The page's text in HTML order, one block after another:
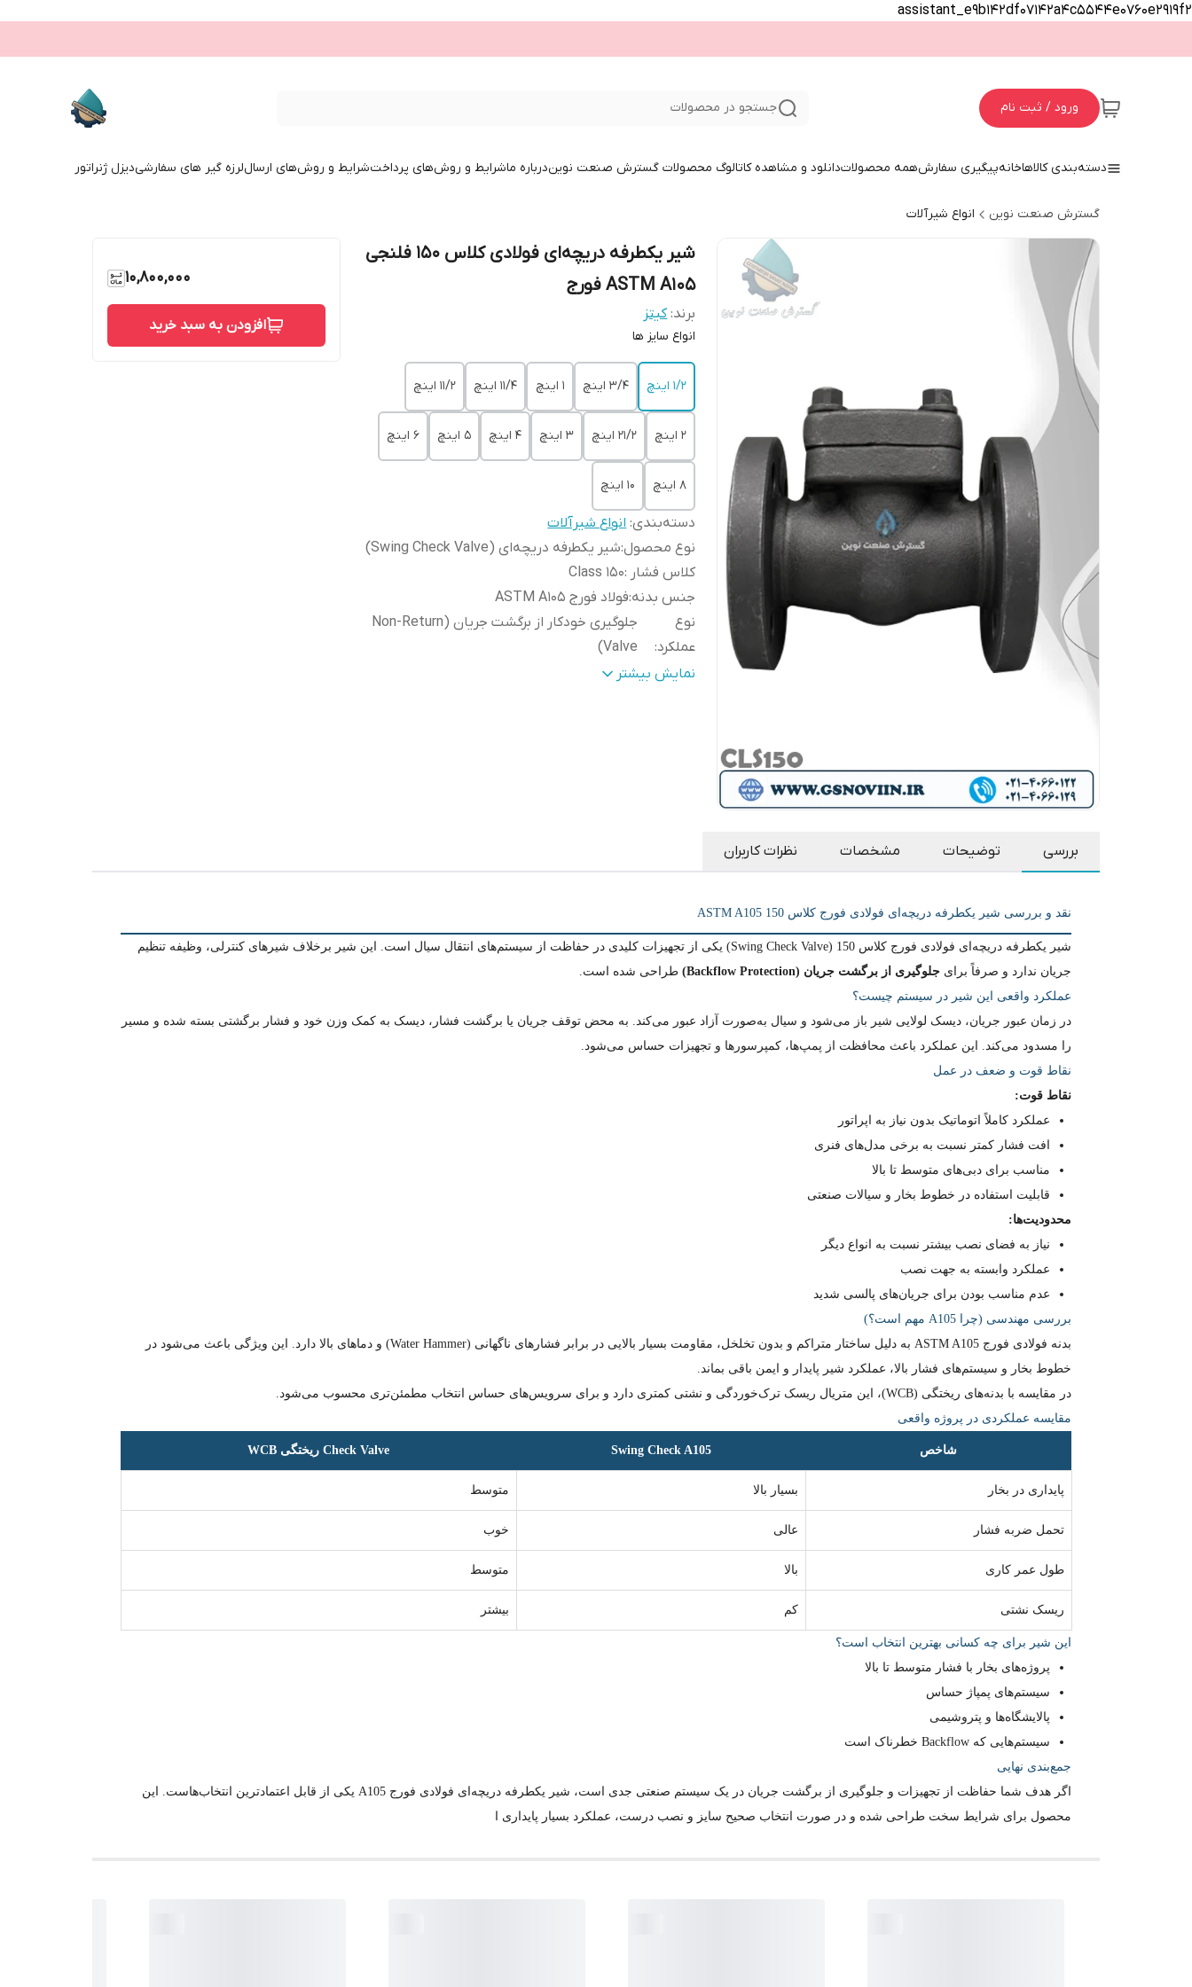
assistant_e9b142df07142a4c5544e0760e2919f2
ورود / ثبت نام جستجو در محصولات
دسته‌بندی کالاهاخانهپیگیری سفارشهمه محصولاتدانلود و مشاهده کاتالوگ محصولات گسترش صنعت نویندرباره ماشرایط و روش‌های پرداختشرایط و روش‌های ارساللرزه گیر های سفارشیدیزل ژنراتور
گسترش صنعت نوین انواع شیرآلات
شیر یکطرفه دریچه‌ای فولادی کلاس 150 فلنجی
ASTM A105 فورج
برند: کیتز
‌انواع سایز ها
۱/۲ اینچ ۳/۴ اینچ ۱ اینچ ۱۱/۴ اینچ ۱۱/۲ اینچ
۲ اینچ ۲۱/۲ اینچ ۳ اینچ ۴ اینچ ۵ اینچ ۶ اینچ
۸ اینچ ۱۰ اینچ
دسته‌بندی:انواع شیرآلات
نوع محصول:شیر یکطرفه دریچه‌ای (Swing Check Valve)
کلاس فشار :
Class 150
جنس بدنه:فولاد فورج ASTM A105
نوع
عملکرد:
جلوگیری خودکار از برگشت جریان (Non-Return
Valve)
نوع اتصال:فلنجی (Flanged RF)نمایش بیشتر
10,800,000
افزودن به سبد خرید
بررسی توضیحات مشخصات نظرات کاربران
نقد و بررسی شیر یکطرفه دریچه‌ای فولادی فورج کلاس 150 ASTM A105
شیر یکطرفه دریچه‌ای فولادی فورج کلاس 150 (Swing Check Valve) یکی از تجهیزات کلیدی در حفاظت از سیستم‌های انتقال سیال است. این شیر برخلاف شیرهای کنترلی، وظیفه تنظیم
جریان ندارد و صرفاً برای جلوگیری از برگشت جریان (Backflow Protection)
طراحی شده است.
عملکرد واقعی این شیر در سیستم چیست؟
در زمان عبور جریان، دیسک لولایی شیر باز می‌شود و سیال به‌صورت آزاد عبور می‌کند. به محض توقف جریان یا برگشت فشار، دیسک به کمک وزن خود و فشار برگشتی بسته شده و مسیر
را مسدود می‌کند. این عملکرد باعث محافظت از پمپ‌ها، کمپرسورها و تجهیزات حساس می‌شود.
نقاط قوت و ضعف در عمل
نقاط قوت:
عملکرد کاملاً اتوماتیک بدون نیاز به اپراتور
افت فشار کمتر نسبت به برخی مدل‌های فنری
مناسب برای دبی‌های متوسط تا بالا
قابلیت استفاده در خطوط بخار و سیالات صنعتی
محدودیت‌ها:
نیاز به فضای نصب بیشتر نسبت به انواع دیگر
عملکرد وابسته به جهت نصب
عدم مناسب بودن برای جریان‌های پالسی شدید
بررسی مهندسی (چرا A105 مهم است؟)
بدنه فولادی فورج ASTM A105 به دلیل ساختار متراکم و بدون تخلخل، مقاومت بسیار بالایی در برابر فشارهای ناگهانی (Water Hammer) و دماهای بالا دارد. این ویژگی باعث می‌شود در
خطوط بخار و سیستم‌های فشار بالا، عملکرد شیر پایدار و ایمن باقی بماند.
در مقایسه با بدنه‌های ریختگی (WCB)، این متریال ریسک ترک‌خوردگی و نشتی کمتری دارد و برای سرویس‌های حساس انتخاب مطمئن‌تری محسوب می‌شود.
مقایسه عملکردی در پروژه واقعی
شاخص Swing Check A105 Check Valve ریختگی WCB
پایداری در بخار بسیار بالا متوسط
تحمل ضربه فشار عالی خوب
طول عمر کاری بالا متوسط
ریسک نشتی کم بیشتر
این شیر برای چه کسانی بهترین انتخاب است؟
پروژه‌های بخار با فشار متوسط تا بالا
سیستم‌های پمپاژ حساس
پالایشگاه‌ها و پتروشیمی
سیستم‌هایی که Backflow خطرناک است
جمع‌بندی نهایی
اگر هدف شما حفاظت از تجهیزات و جلوگیری از برگشت جریان در یک سیستم صنعتی جدی است، شیر یکطرفه دریچه‌ای فولادی فورج A105 یکی از قابل اعتمادترین انتخاب‌هاست. این
محصول برای شرایط سخت طراحی شده و در صورت انتخاب صحیح سایز و نصب درست، عملکرد بسیار پایداری ا